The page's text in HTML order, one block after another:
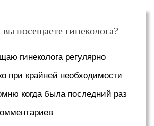
посещаете гинеколога?
гинеколога регулярно
при крайней необходимости
когда была последний раз